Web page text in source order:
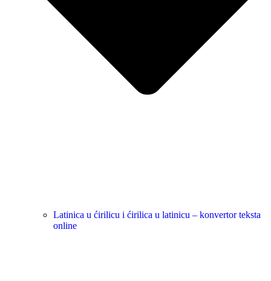
Latinica u ćirilicu i ćirilica u latinicu – konvertor teksta
online